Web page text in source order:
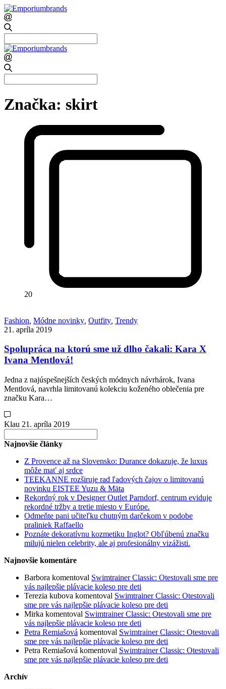
for:
for:
Značka: skirt
20
Fashion Módne novinky Outfity Trendy
21. apríla 2019
Spolupráca na ktorú sme už dlho čakali: Kara X
Ivana Mentlová!
Jedna z najúspešnejších českých módnych návrhárok, Ivana
Mentlová, navrhla limitovanú kolekciu koženého oblečenia pre
značku Kara…
Klau 21. apríla 2019
for:
Najnovšie články
Z Provence až na Slovensko: Durance dokazuje, že luxus
môže mať aj srdce
TEEKANNE rozširuje rad ľadových čajov o limitovanú
novinku EISTEE Yuzu & Mäta
Rekordný rok v Designer Outlet Parndorf, centrum eviduje
rekordné tržby a tretie miesto v Európe.
Odmeňte pani učiteľku chutným darčekom v podobe
praliniek Raffaello
Poznáte dekoratívnu kozmetiku Inglot? Obľúbenú značku
milujú nielen celebrity, ale aj profesionálny vizážisti.
Najnovšie komentáre
Barbora komentoval Swimtrainer Classic: Otestovali sme pre
vás najlepšie plávacie koleso pre deti
Terezia kubova komentoval Swimtrainer Classic: Otestovali
sme pre vás najlepšie plávacie koleso pre deti
Mirka komentoval Swimtrainer Classic: Otestovali sme pre
vás najlepšie plávacie koleso pre deti
Petra Remiašová komentoval Swimtrainer Classic: Otestovali
sme pre vás najlepšie plávacie koleso pre deti
Petra Remiašová komentoval Swimtrainer Classic: Otestovali
sme pre vás najlepšie plávacie koleso pre deti
Archív